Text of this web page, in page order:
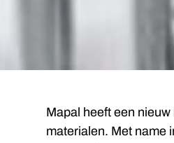
Mapal heeft een
materialen. Met name